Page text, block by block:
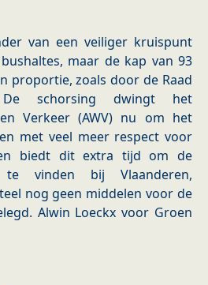
van een veiliger kruispunt
maar de kap van 93
proportie, zoals door de Raad
schorsing dwingt het
Verkeer (AWV) nu om het
met veel meer respect voor
biedt dit extra tijd om de
te vinden bij Vlaanderen,
nog geen middelen voor de
Alwin Loeckx voor Groen